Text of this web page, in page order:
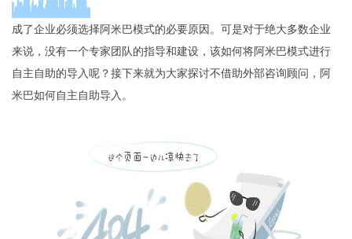
成了企业必须选择阿米巴模式的必要原因。可是对于绝大多数企业
来说，没有一个专家团队的指导和建设，该如何将阿米巴模式进行
自主自助的导入呢？接下来就为大家探讨不借助外部咨询顾问，阿
米巴如何自主自助导入。